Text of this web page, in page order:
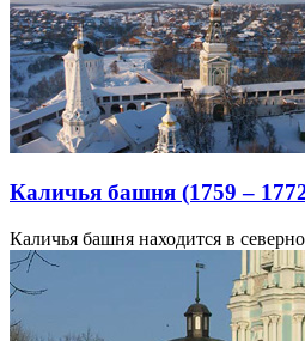
Каличья башня (1759 –
Каличья башня находится в